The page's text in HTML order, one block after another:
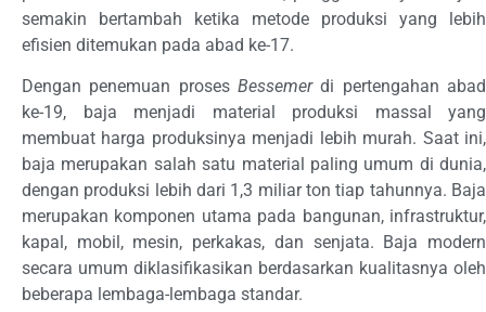
semakin bertambah ketika metode produksi yang lebih
efisien ditemukan pada abad ke-17.
Dengan penemuan proses Bessemerdi pertengahan abad
ke-19, baja menjadi material produksi massal yang
membuat harga produksinya menjadi lebih murah. Saat ini,
baja merupakan salah satu material paling umum di dunia,
dengan produksi lebih dari 1,3 miliar ton tiap tahunnya. Baja
merupakan komponen utama pada bangunan, infrastruktur,
kapal, mobil, mesin, perkakas, dan senjata. Baja modern
secara umum diklasifikasikan berdasarkan kualitasnya oleh
beberapa lembaga-lembaga standar.